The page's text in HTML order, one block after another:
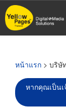
ข้าม
ไป
หน้าแรก > บริษั
หากคุณเป็นเ